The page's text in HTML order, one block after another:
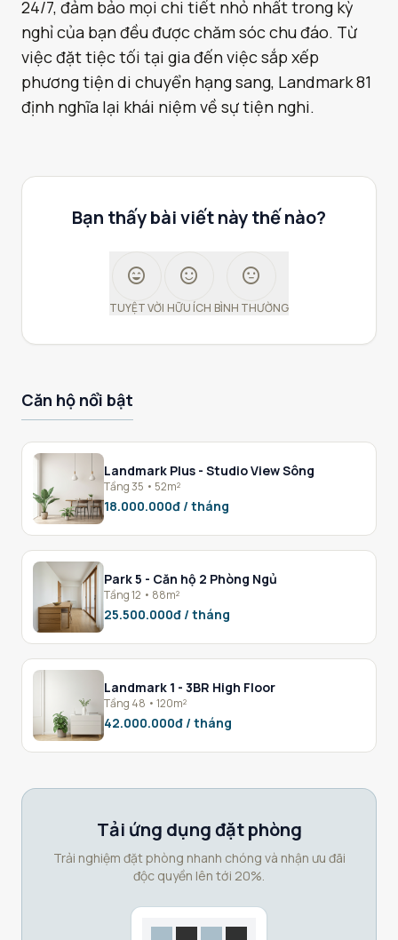
24/7, đảm bảo mọi chi tiết nhỏ nhất trong kỳ
nghỉ của bạn đều được chăm sóc chu đáo. Từ
việc đặt tiệc tối tại gia đến việc sắp xếp
phương tiện di chuyển hạng sang, Landmark 81
định nghĩa lại khái niệm về sự tiện nghi.
Bạn thấy bài viết này thế nào?
sentiment_very_satisfied
TUYỆT VỜI
sentiment_satisfied
HỮU ÍCH
sentiment_neutral
BÌNH THƯỜNG
Căn hộ nổi bật
Landmark Plus - Studio View Sông
Tầng 35 • 52m²
18.000.000đ / tháng
Park 5 - Căn hộ 2 Phòng Ngủ
Tầng 12 • 88m²
25.500.000đ / tháng
Landmark 1 - 3BR High Floor
Tầng 48 • 120m²
42.000.000đ / tháng
Tải ứng dụng đặt phòng
Trải nghiệm đặt phòng nhanh chóng và nhận ưu đãi
độc quyền lên tới 20%.